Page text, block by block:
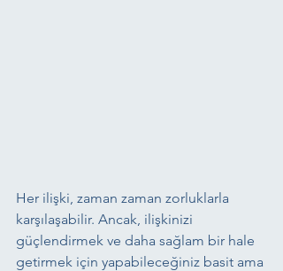
Her ilişki, zaman zaman zorluklarla
karşılaşabilir. Ancak, ilişkinizi
güçlendirmek ve daha sağlam bir hale
getirmek için yapabileceğiniz basit ama